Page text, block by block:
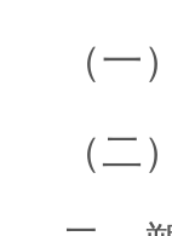
（
（